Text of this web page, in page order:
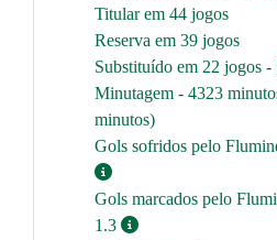
Titular em 44 jogos
Reserva em 39 jogos
Substituído em 22 jogos -
Minutagem - 4323
minutos)
Gols sofridos pelo
Gols marcados pelo
1.3